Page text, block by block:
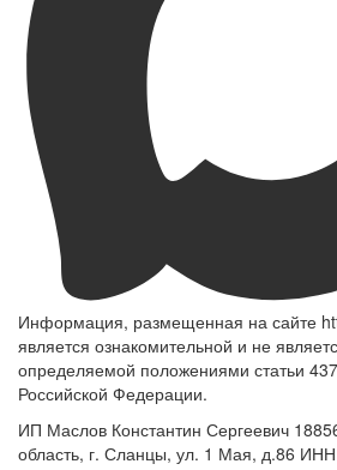
Информация, размещенная на сайте
является ознакомительной и не
определяемой положениями статьи
Российской Федерации.
ИП Маслов Константин Сергеевич
область, г. Сланцы, ул. 1 Мая, д.86